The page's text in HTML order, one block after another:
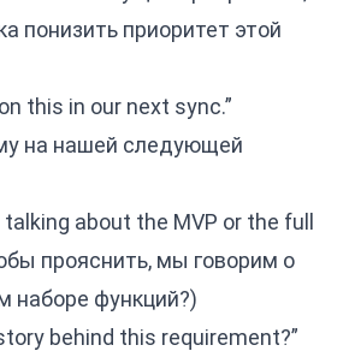
понизить приоритет этой
this in our next sync.”
на нашей следующей
about the MVP or the full
прояснить, мы говорим о
наборе функций?)
behind this requirement?”